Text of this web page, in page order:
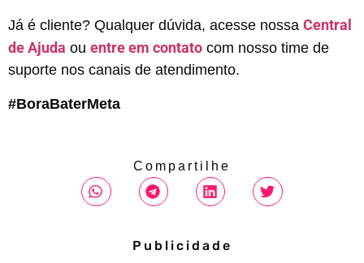
Já é cliente? Qualquer dúvida, acesse nossa Central
de Ajuda ou entre em contato com nosso time de
suporte nos canais de atendimento.
#BoraBaterMeta
Compartilhe
Publicidade